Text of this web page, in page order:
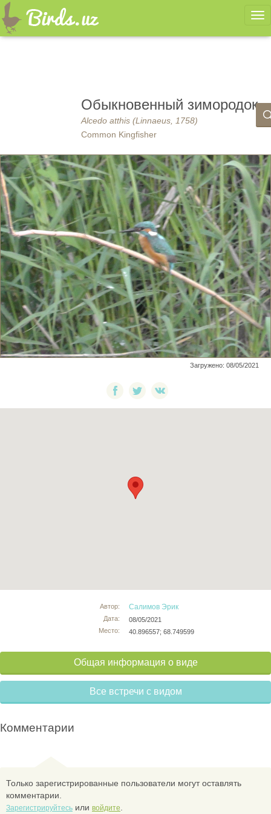
Обыкновенный зимородок
Alcedo atthis (Linnaeus, 1758)
Common Kingfisher
Загружено: 08/05/2021
Автор:
Дата:
Место:
Салимов Эрик
08/05/2021
40.896557; 68.749599
Общая информация о виде
Все встречи с видом
Комментарии
Только зарегистрированные пользователи могут оставлять
комментарии.
Зарегистрируйтесь или войдите